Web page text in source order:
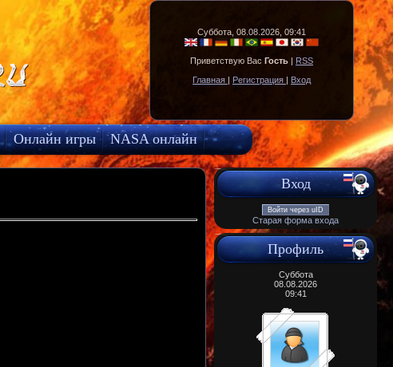
Суббота, 08.08.2026, 09:41
Приветствую Вас Гость | RSS
Главная | Регистрация | Вход
Онлайн игры
NASA онлайн
Вход
Войти через uID
Старая форма входа
Профиль
Суббота
08.08.2026
09:41